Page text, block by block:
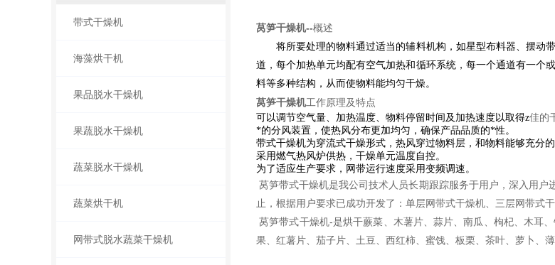
带式干燥机
海藻烘干机
果品脱水干燥机
果蔬脱水干燥机
蔬菜脱水干燥机
蔬菜烘干机
网带式脱水蔬菜干燥机
莴笋干燥机--概述
将所要处理的物料通过适当的辅料机构，如星型布料器、摆动
道，每个加热单元均配有空气加热和循环系统，每一个通道有一个
料等多种结构，从而使物料能均匀干燥。
莴笋干燥机工作原理及特点
可以调节空气量、加热温度、物料停留时间及加热速度以取得z佳的
*的分风装置，使热风分布更加均匀，确保产品品质的*性。
带式干燥机为穿流式干燥形式，热风穿过物料层，和物料能够充分
采用燃气热风炉供热，干燥单元温度自控。
为了适应生产要求，网带运行速度采用变频调速。
莴笋带式干燥机是我公司技术人员长期跟踪服务于用户，深入用户
止，根据用户要求已成功开发了：单层网带式干燥机、三层网带式
莴笋带式干燥机-是烘干蕨菜、木薯片、蒜片、南瓜、枸杞、木耳
果、红薯片、茄子片、土豆、西红柿、蜜饯、板栗、茶叶、萝卜、